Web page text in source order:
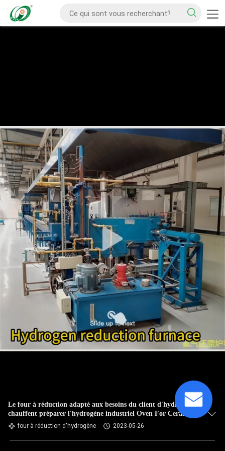
Le four à réduction adapté aux besoins du client d'hydrogène
chauffent préparer l'hydrogène industriel Oven For Ceramic
Metallization
four à réduction d'hydrogène 2023-05-26